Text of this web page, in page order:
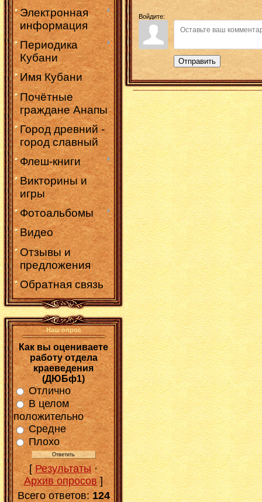
Электронная
информация
Периодика
Кубани
Имя Кубани
Почётные
граждане Анапы
Город древний -
город славный
Флеш-книги
Викторины и
игры
Фотоальбомы
Видео
Отзывы и
предложения
Обратная связь
Наш опрос
Как вы оцениваете
работу отдела
краеведения
(ДЮБф1)
Отлично
В целом
положительно
Средне
Плохо
[Результаты·
Архив опросов]
Всего ответов: 124
Войдите:
Отправить